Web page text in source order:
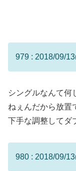
979 : 2018/09/
シングルなんて何
ねぇんだから放置
下手な調整してダ
980 : 2018/09/